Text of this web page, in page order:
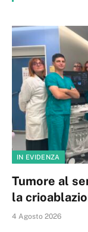
IN EVIDENZA
Tumore al
la
4 Agosto 2026